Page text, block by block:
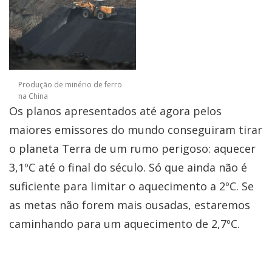
Produção de minério de ferro
na China
Os planos apresentados até agora pelos
maiores emissores do mundo conseguiram tirar
o planeta Terra de um rumo perigoso: aquecer
3,1ºC até o final do século. Só que ainda não é
suficiente para limitar o aquecimento a 2ºC. Se
as metas não forem mais ousadas, estaremos
caminhando para um aquecimento de 2,7ºC.